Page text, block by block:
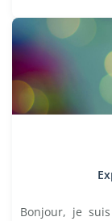
Bonjour, je